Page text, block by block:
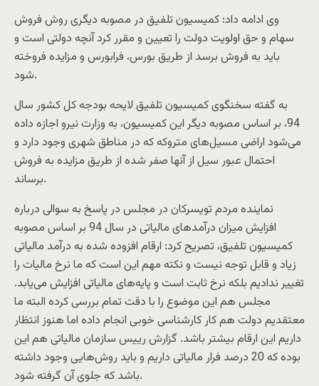
وی ادامه داد: کمیسیون تلفیق در مصوبه دیگری روش فروش
سهام و حق اولویت دولت را تعیین و مقرر کرد آنچه دولتی است و
باید به فروش برسد از طریق بورس، فرابورس و مزایده فروخته
شود.
به گفته سخنگوی کمیسیون تلفیق لایحه بودجه کل کشور سال
94، بر اساس مصوبه دیگر این کمیسیون، به وزارت نیرو اجازه داده
می‌شود اراضی مسیل‌های متروکه که در مناطق شهری وجود دارد و
احتمال عبور سیل از آنها صفر شده از طریق مزایده به فروش
برساند.
نماینده مردم تویسرکان در مجلس در پاسخ به سوالی درباره
افزایش میزان درآمدهای مالیاتی در سال 94 بر اساس مصوبه
کمیسیون تلفیق، تصریح کرد: ارقام افزوده شده به درآمد مالیاتی
زیاد و قابل توجه نیست و نکته مهم این است که ما نرخ مالیات را
تغییر ندادیم بلکه نرخ ثابت است و پایه‌های مالیاتی افزایش می‌یابد.
مجلس هم این موضوع را با دقت تمام بررسی کرده البته ما
معتقدیم دولت هم کار کارشناسی خوبی انجام داده اما هنوز انتظار
داریم این ارقام بیشتر باشد. گزارش رییس سازمان مالیاتی هم این
بوده که 20 درصد فرار مالیاتی داریم و باید روش‌هایی وجود داشته
باشد که جلوی آن گرفته شود.